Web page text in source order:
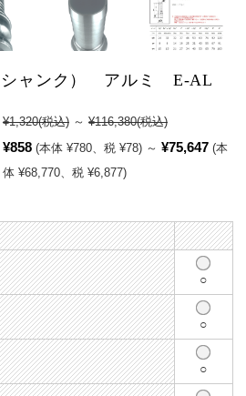
シャンク） アルミ E-AL
¥1,320(税込) ～ ¥116,380(税込)
¥858 (本体 ¥780、税 ¥78) ～ ¥75,647 (本
体 ¥68,770、税 ¥6,877)
○
○
○